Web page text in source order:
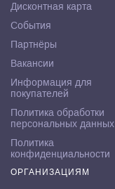
Дисконтная карта
События
Партнёры
Вакансии
Информация для
покупателей
Политика обработки
персональных данных
Политика
конфиденциальности
ОРГАНИЗАЦИЯМ